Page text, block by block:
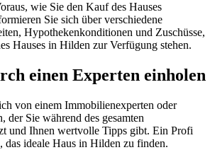
wie Sie den Kauf des Hauses
Sie sich über verschiedene
Hypothekenkonditionen und Zuschüsse,
Hauses in Hilden zur Verfügung stehen.
einen Experten einholen
von einem Immobilienexperten oder
der Sie während des gesamten
und Ihnen wertvolle Tipps gibt. Ein Profi
das ideale Haus in Hilden zu finden.